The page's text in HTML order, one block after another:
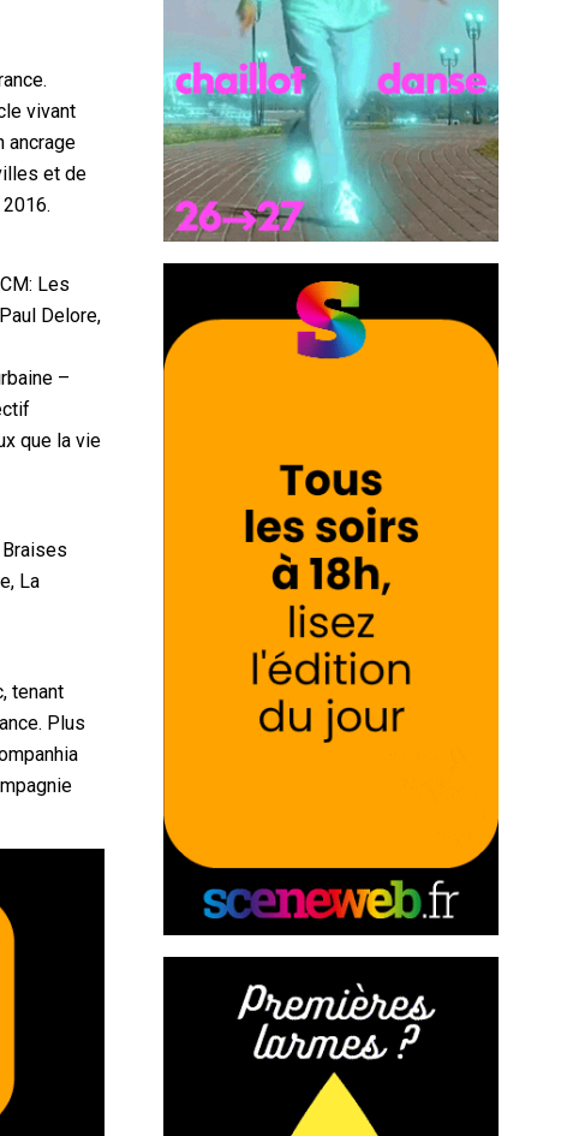
vivant
ancrage
et de
Les
Delore,
–
que la vie
La
tenant
Plus